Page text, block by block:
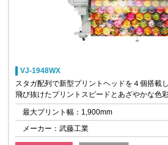
VJ-1948WX
スタガ配列で新型プリントヘッドを４個搭載
飛び抜けたプリントスピードとあざやかな色彩
最大プリント幅：1,900mm
メーカー：武藤工業